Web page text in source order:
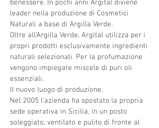
benessere. In pochi anni Argital diviene
leader nella produzione di Cosmetici
Naturali a base di Argilla Verde.
Oltre all’Argilla Verde, Argital utilizza per i
propri prodotti esclusivamente ingredienti
naturali selezionati. Per la profumazione
vengono impiegate miscele di puri oli
essenziali.
​​Il nuovo luogo di produzione.
Nel 2005 l’azienda ha spostato la propria
sede operativa in Sicilia, in un posto
soleggiato, ventilato e pulito di fronte al